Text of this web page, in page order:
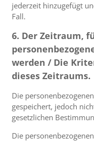
jederzeit hinzugefügt
Fall.
6. Der Zeitraum,
werden / Die
dieses Zeitraums.
Die
gespeichert, jedoch
gesetzlichen
Die